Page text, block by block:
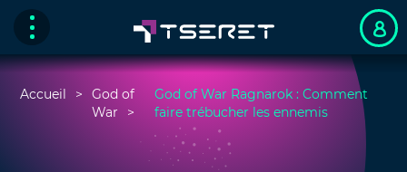
Accueil
God of
War
God of War Ragnarok : Comment
faire trébucher les ennemis